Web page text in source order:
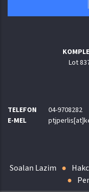
Lot
TELEFON
04-9708282
E-MEL
Soalan Lazim